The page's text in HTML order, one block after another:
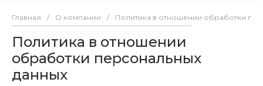
Главная / О компании / Политика в отношении обработки
Политика в отношении
обработки персональных
данных